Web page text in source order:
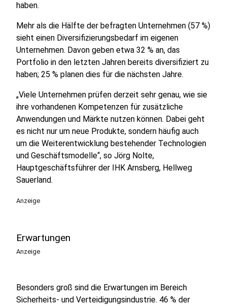
haben.
Mehr als die Hälfte der befragten Unternehmen (57 %)
sieht einen Diversifizierungsbedarf im eigenen
Unternehmen. Davon geben etwa 32 % an, das
Portfolio in den letzten Jahren bereits diversifiziert zu
haben; 25 % planen dies für die nächsten Jahre.
„Viele Unternehmen prüfen derzeit sehr genau, wie sie
ihre vorhandenen Kompetenzen für zusätzliche
Anwendungen und Märkte nutzen können. Dabei geht
es nicht nur um neue Produkte, sondern häufig auch
um die Weiterentwicklung bestehender Technologien
und Geschäftsmodelle“, so Jörg Nolte,
Hauptgeschäftsführer der IHK Arnsberg, Hellweg
Sauerland.
Anzeige
Erwartungen
Anzeige
Besonders groß sind die Erwartungen im Bereich
Sicherheits- und Verteidigungsindustrie. 46 % der